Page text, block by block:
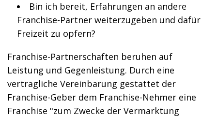
Bin ich bereit, Erfahrungen an andere
Franchise-Partner weiterzugeben und dafür
Freizeit zu opfern?
Franchise-Partnerschaften beruhen auf
Leistung und Gegenleistung. Durch eine
vertragliche Vereinbarung gestattet der
Franchise-Geber dem Franchise-Nehmer eine
Franchise "zum Zwecke der Vermarktung